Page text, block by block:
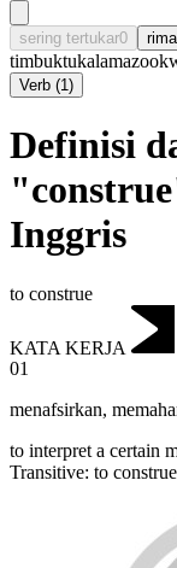
sering tertukar0 rima
timbuktukalamazoo
Verb (1)
Definisi
Inggris
to construe
KATA KERJA
01
menafsirkan,
to interpret a certain
Transitive: to construe